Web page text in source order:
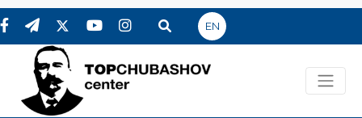
EN